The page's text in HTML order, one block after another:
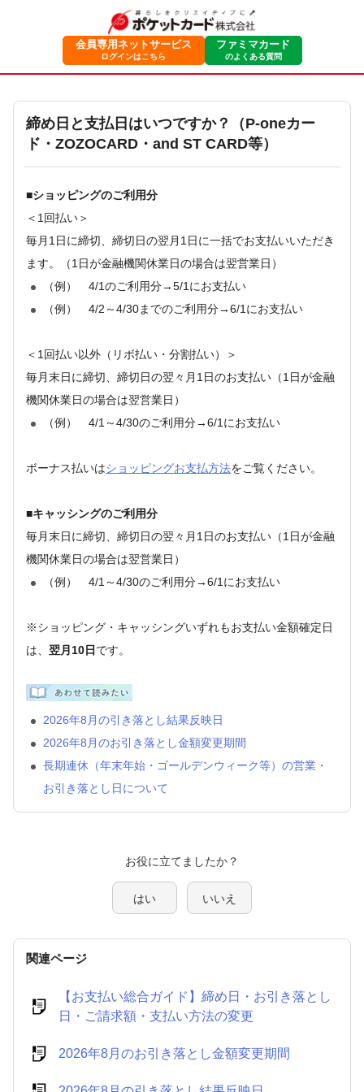
会員専用ネットサービス
ログインはこちら
ファミマカード
のよくある質問
締め日と支払日はいつですか？（P-oneカー
ド・ZOZOCARD・and ST CARD等）
■ショッピングのご利用分
＜1回払い＞
毎月1日に締切、締切日の翌月1日に一括でお支払いいただき
ます。（1日が金融機関休業日の場合は翌営業日）
（例） 4/1のご利用分→5/1にお支払い
（例） 4/2～4/30までのご利用分→6/1にお支払い
＜1回払い以外（リボ払い・分割払い）＞
毎月末日に締切、締切日の翌々月1日のお支払い（1日が金融
機関休業日の場合は翌営業日）
（例） 4/1～4/30のご利用分→6/1にお支払い
ボーナス払いはショッピングお支払方法をご覧ください。
■キャッシングのご利用分
毎月末日に締切、締切日の翌々月1日のお支払い（1日が金融
機関休業日の場合は翌営業日）
（例） 4/1～4/30のご利用分→6/1にお支払い
※ショッピング・キャッシングいずれもお支払い金額確定日
は、 翌月10日 です。
2026年8月の引き落とし結果反映日
2026年8月のお引き落とし金額変更期間
長期連休（年末年始・ゴールデンウィーク等）の営業・
お引き落とし日について
はい いいえ
関連ページ
【お支払い総合ガイド】締め日・お引き落とし
日・ご請求額・支払い方法の変更
2026年8月のお引き落とし金額変更期間